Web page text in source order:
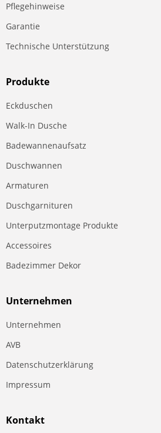
Pflegehinweise
Garantie
Technische Unterstützung
Produkte
Eckduschen
Walk-In Dusche
Badewannenaufsatz
Duschwannen
Armaturen
Duschgarnituren
Unterputzmontage Produkte
Accessoires
Badezimmer Dekor
Unternehmen
Unternehmen
AVB
Datenschutzerklärung
Impressum
Kontakt